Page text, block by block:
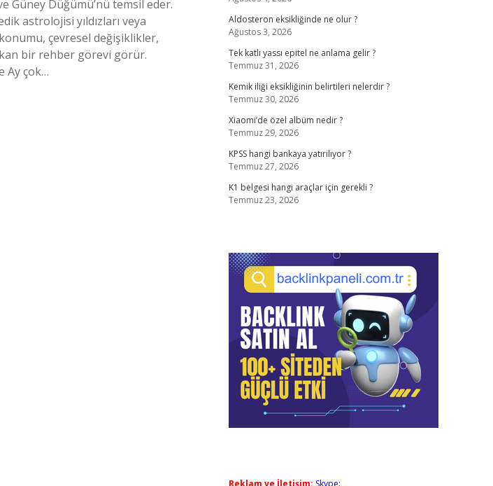
Güney Düğümü’nü temsil eder.
astrolojisi yıldızları veya
çevresel değişiklikler,
bir rehber görevi görür.
Ay çok…
Aldosteron eksikliğinde ne olur ?
Ağustos 3, 2026
Tek katlı yassı epitel ne anlama gelir ?
Temmuz 31, 2026
Kemik iliği eksikliğinin belirtileri nelerdir ?
Temmuz 30, 2026
Xiaomi’de özel albüm nedir ?
Temmuz 29, 2026
KPSS hangi bankaya yatırılıyor ?
Temmuz 27, 2026
K1 belgesi hangi araçlar için gerekli ?
Temmuz 23, 2026
Reklam ve İletişim: Skype: